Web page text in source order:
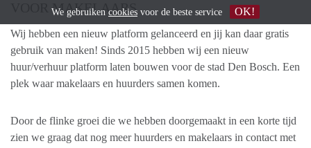
VOOR MAKELAARS
Wij hebben een nieuw platform gelanceerd en jij kan daar gratis
gebruik van maken! Sinds 2015 hebben wij een nieuw
huur/verhuur platform laten bouwen voor de stad Den Bosch. Een
plek waar makelaars en huurders samen komen.
Door de flinke groei die we hebben doorgemaakt in een korte tijd
zien we graag dat nog meer huurders en makelaars in contact met
We gebruiken cookies voor de beste service OK!